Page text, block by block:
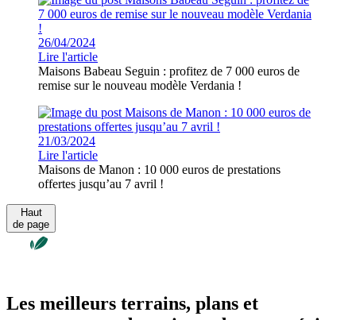
26/04/2024
Lire l'article
Maisons Babeau Seguin : profitez de 7 000 euros de
remise sur le nouveau modèle Verdania !
21/03/2024
Lire l'article
Maisons de Manon : 10 000 euros de prestations
offertes jusqu’au 7 avril !
Haut
de page
Les meilleurs terrains, plans et